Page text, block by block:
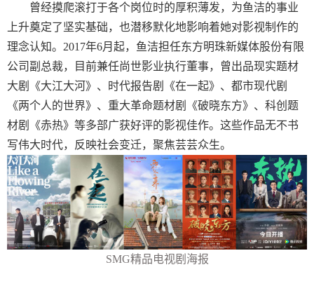
曾经摸爬滚打于各个岗位时的厚积薄发，为鱼洁的事业
上升奠定了坚实基础，也潜移默化地影响着她对影视制作的
理念认知。 2017年6月起，鱼洁担任东方明珠新媒体股份有限
公司副总裁，目前兼任尚世影业执行董事，
曾出品现实题材
大剧《大江大河》、时代报告剧《在一起》、都市现代剧
《两个人的世界》、重大革命题材剧《破晓东方》、科创题
材剧《赤热》等多部广获好评的影视佳作。这些作品无不书
写伟大时代，反映社会变迁，聚焦芸芸众生。
SMG精品电视剧海报